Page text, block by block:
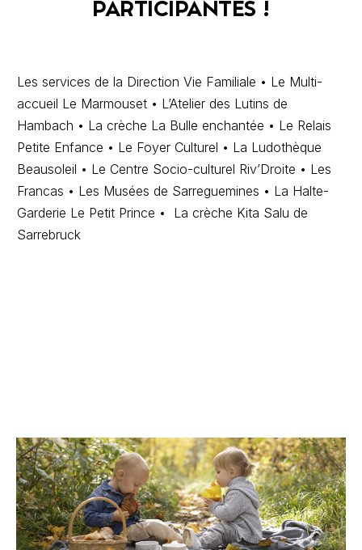
PARTICIPANTES !
Les services de la Direction Vie Familiale • Le Multi-
accueil Le Marmouset • L’Atelier des Lutins de
Hambach • La crèche La Bulle enchantée • Le Relais
Petite Enfance • Le Foyer Culturel • La Ludothèque
Beausoleil • Le Centre Socio-culturel Riv’Droite • Les
Francas • Les Musées de Sarreguemines • La Halte-
Garderie Le Petit Prince • La crèche Kita Salu de
Sarrebruck